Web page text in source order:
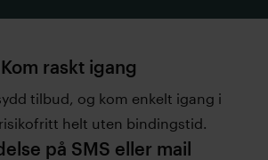
Kom raskt igang
tilbud, og kom enkelt igang i
helt uten bindingstid.
på SMS eller mail